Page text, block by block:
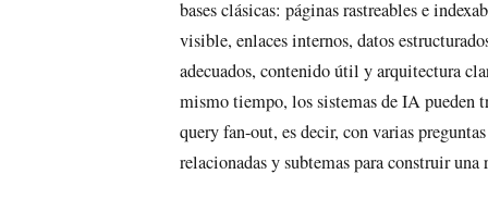
bases clásicas: páginas rastreables e
visible, enlaces internos, datos
adecuados, contenido útil y arquitectura
mismo tiempo, los sistemas de IA pueden
query fan-out, es decir, con varias preguntas
relacionadas y subtemas para construir una